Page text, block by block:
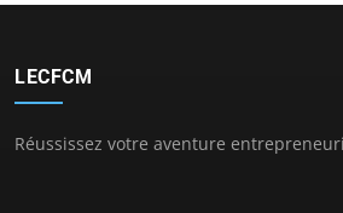
LECFCM
Réussissez votre aventure